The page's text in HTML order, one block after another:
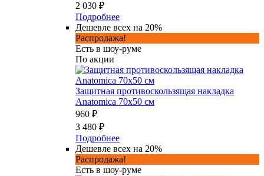
2 030 ₽
Подробнее
Дешевле всех на 20%
Распродажа!
Есть в шоу-руме
По акции
Защитная противоскользящая накладка
Anatomica 70х50 см
960 ₽
3 480 ₽
Подробнее
Дешевле всех на 20%
Распродажа!
Есть в шоу-руме